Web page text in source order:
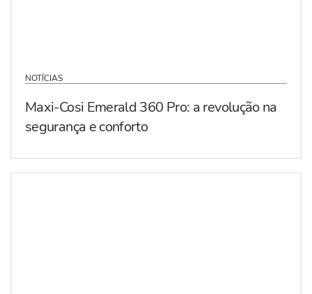
NOTÍCIAS
Maxi-Cosi Emerald 360 Pro: a revolução na
segurança e conforto